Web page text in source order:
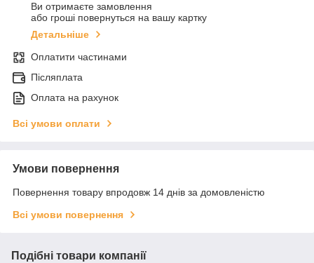
Ви отримаєте замовлення
або гроші повернуться на вашу картку
Детальніше
Оплатити частинами
Післяплата
Оплата на рахунок
Всі умови оплати
Умови повернення
Повернення товару впродовж 14 днів за домовленістю
Всі умови повернення
Подібні товари компанії